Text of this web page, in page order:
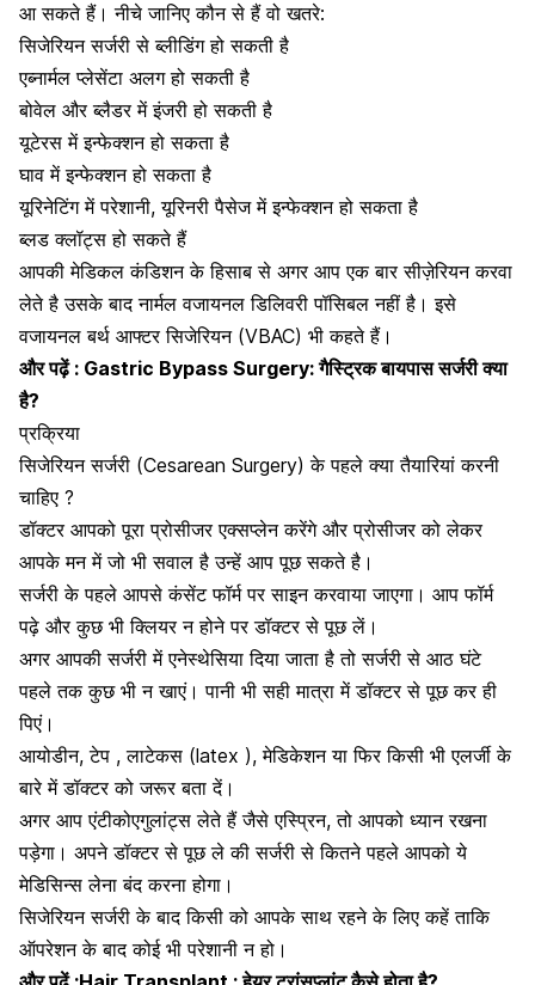
आ सकते हैं। नीचे जानिए कौन से हैं वो खतरे:
सिजेरियन सर्जरी से ब्लीडिंग हो सकती है
एब्नार्मल प्लेसेंटा अलग हो सकती है
बोवेल और ब्लैडर में इंजरी हो सकती है
यूटेरस में इन्फेक्शन हो सकता है
घाव में इन्फेक्शनहो सकता है
यूरिनेटिंग में परेशानी, यूरिनरी पैसेज में इन्फेक्शन हो सकता है
ब्लड क्लॉट्स हो सकते हैं
आपकीमेडिकल कंडिशनके हिसाब से अगर आप एक बार सीज़ेरियन करवा
लेते है उसके बाद नार्मलवजायनल डिलिवरी पॉसिबल नहीं है। इसे
वजायनल बर्थ आफ्टर सिजेरियन (VBAC) भी कहते हैं।
और पढ़ें : Gastric Bypass Surgery: गैस्ट्रिक बायपास सर्जरी क्या
है?
प्रक्रिया
सिजेरियन सर्जरी (Cesarean Surgery) के पहले क्या तैयारियां करनी
चाहिए ?
डॉक्टर आपको पूरा प्रोसीजर एक्सप्लेन करेंगे और प्रोसीजर को लेकर
आपके मन में जो भी सवाल है उन्हें आप पूछ सकते है।
सर्जरी के पहले आपसे कंसेंट फॉर्म पर साइन करवाया जाएगा। आप फॉर्म
पढ़े और कुछ भी क्लियर न होने पर डॉक्टर से पूछ लें।
अगर आपकी सर्जरी मेंएनेस्थेसिया दिया जाता है तो सर्जरी से आठ घंटे
पहले तक कुछ भी न खाएं। पानी भी सही मात्रा में डॉक्टर से पूछ कर ही
पिएं।
आयोडीन, टेप , लाटेकस (latex ), मेडिकेशन या फिर किसी भी एलर्जी के
बारे में डॉक्टर को जरूर बता दें।
अगर आप एंटीकोएगुलांट्स लेते हैं जैसे एस्प्रिन, तो आपको ध्यान रखना
पड़ेगा। अपने डॉक्टर से पूछ ले की सर्जरी से कितने पहले आपको ये
मेडिसिन्स लेना बंद करना होगा।
सिजेरियन सर्जरी के बाद किसी को आपके साथ रहने के लिए कहें ताकि
ऑपरेशन के बाद कोई भी परेशानी न हो।